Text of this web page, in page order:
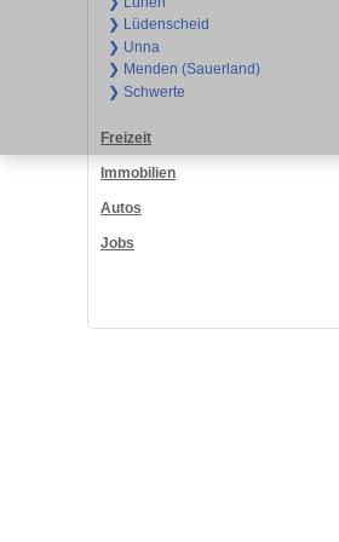
❯ Lüdenscheid
❯ Unna
❯ Menden (Sauerland)
❯ Schwerte
Freizeit
Immobilien
Autos
Jobs